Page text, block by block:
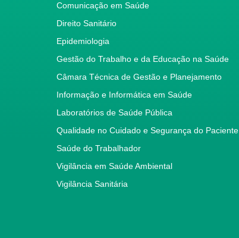
Comunicação em Saúde
Direito Sanitário
Epidemiologia
Gestão do Trabalho e da Educação na Saúde
Câmara Técnica de Gestão e Planejamento
Informação e Informática em Saúde
Laboratórios de Saúde Pública
Qualidade no Cuidado e Segurança do Paciente
Saúde do Trabalhador
Vigilância em Saúde Ambiental
Vigilância Sanitária